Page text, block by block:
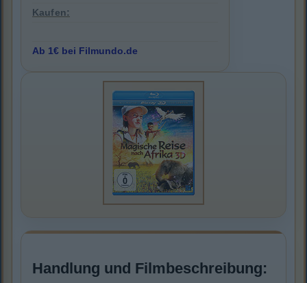
Kaufen:
Ab 1€ bei Filmundo.de
Handlung und Filmbeschreibung: